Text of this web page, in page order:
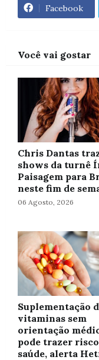
Facebook
Você vai gostar
Chris Dantas
shows da turnê
Paisagem para
neste fim de
06 Agosto, 2026
Suplementação
vitaminas sem
orientação
pode trazer
saúde, alerta